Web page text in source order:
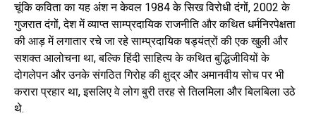
चूंकि कविता का यह अंश न केवल 1984 के सिख विरोधी दंगों, 2002 के
गुजरात दंगों, देश में व्याप्त साम्प्रदायिक राजनीति और कथित धर्मनिरपेक्षता
की आड़ में लगातार रचे जा रहे साम्प्रदायिक षड्यंत्रों की एक खुली और
सशक्त आलोचना था, बल्कि हिंदी साहित्य के कथित बुद्धिजीवियों के
दोगलेपन और उनके संगठित गिरोह की क्षुद्र और अमानवीय सोच पर भी
करारा प्रहार था, इसलिए वे लोग बुरी तरह से तिलमिला और बिलबिला उठे
थे.